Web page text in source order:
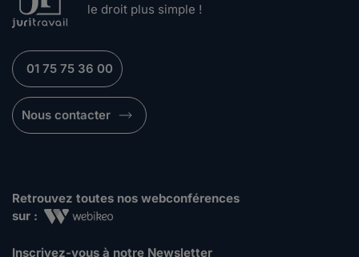
le droit plus simple !
01 75 75 36 00
Nous contacter
Retrouvez toutes nos webconférences
sur :
Inscrivez-vous à notre Newsletter